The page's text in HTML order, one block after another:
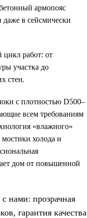
армопояс
даже в сейсмически
работ: от
участка до
стен.
с плотностью D500–
всем требованиям
«влажного»
холода и
дом от повышенной
нами: прозрачная
, гарантия качества